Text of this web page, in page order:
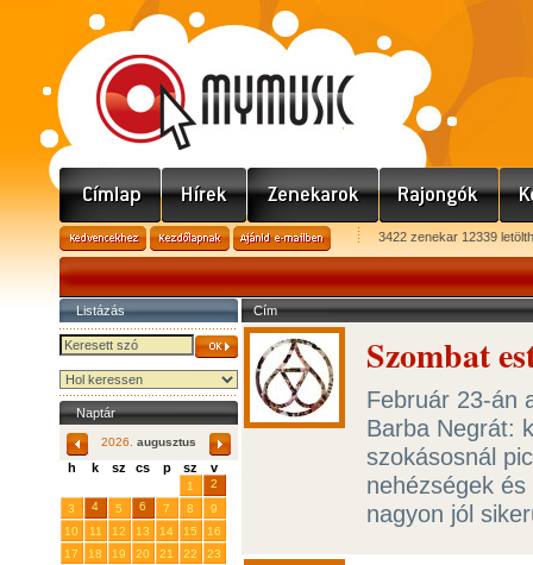
3422 zenekar 12339
Listázás
Naptár
2026. augusztus
h k sz cs p sz v
1
2
3
4 5 6 7 8
9
10
11 12 13 14 15
16
17
18 19 20 21 22
23
Cím
Szombat
Február 23-án
Barba Negrát:
szokásosnál
nehézségek
nagyon jól